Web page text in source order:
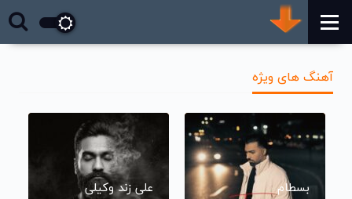
آهنگ های ویژه
بسطام علی زند وکیلی